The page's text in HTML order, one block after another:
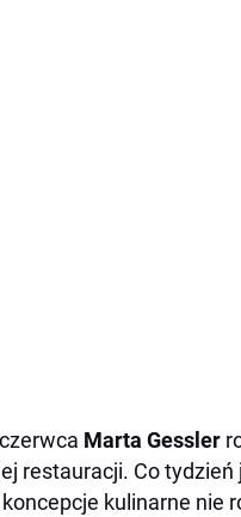
Marta Gessler
restauracji. Co
kulinarne nie